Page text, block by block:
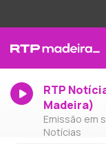
RTP
Madeira)
Emissão em
Notícias